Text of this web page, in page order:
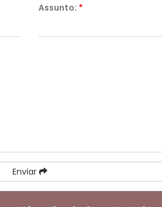
Assunto: *
Enviar